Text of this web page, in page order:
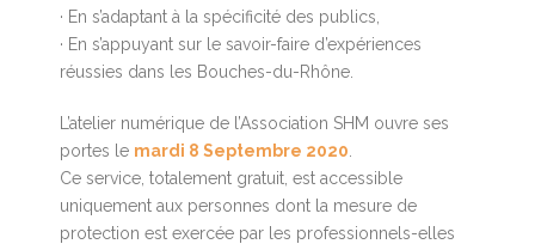
· En s’adaptant à la spécificité des publics,
· En s’appuyant sur le savoir-faire d’expériences
réussies dans les Bouches-du-Rhône.
L’atelier numérique de l’Association SHM ouvre ses
portes le mardi 8 Septembre 2020
Ce service, totalement gratuit, est accessible
uniquement aux personnes dont la mesure de
protection est exercée par les professionnels-elles